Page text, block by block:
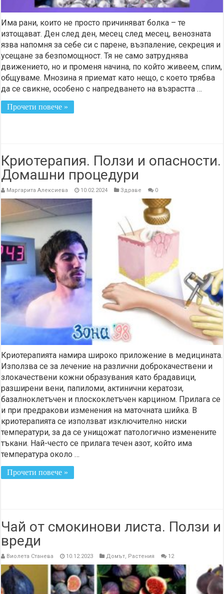
Има рани, които не просто причиняват болка – те
изтощават. Ден след ден, месец след месец, венозната
язва напомня за себе си с парене, възпаление, секреция и
усещане за безпомощност. Тя не само затруднява
движението, но и променя начина, по който живеем, спим,
общуваме. Мнозина я приемат като нещо, с което трябва
да се свикне, особено с напредването на възрастта …
Прочети повече »
Криотерапия. Ползи и опасности.
Домашни процедури
Маргарита Алексиева 10.02.2024 Здраве 0
Криотерапията намира широко приложение в медицината.
Използва се за лечение на различни доброкачествени и
злокачествени кожни образувания като брадавици,
разширени вени, папиломи, актинични кератози,
базалноклетъчен и плоскоклетъчен карцином. Прилага се
и при предракови изменения на маточната шийка. В
криотерапията се използват изключително ниски
температури, за да се унищожат патологично изменените
тъкани. Най-често се прилага течен азот, който има
температура около …
Прочети повече »
Чай от смокинови листа. Ползи и
вреди
Виолета Станева 10.12.2023 Домът, Растения 12